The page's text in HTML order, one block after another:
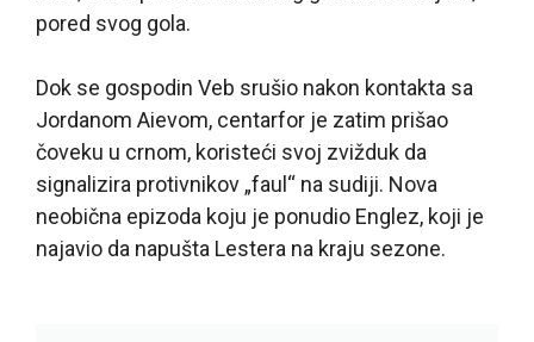
pored svog gola.
Dok se gospodin Veb srušio nakon kontakta sa
Jordanom Aievom, centarfor je zatim prišao
čoveku u crnom, koristeći svoj zvižduk da
signalizira protivnikov „faul“ na sudiji. Nova
neobična epizoda koju je ponudio Englez, koji je
najavio da napušta Lestera na kraju sezone.